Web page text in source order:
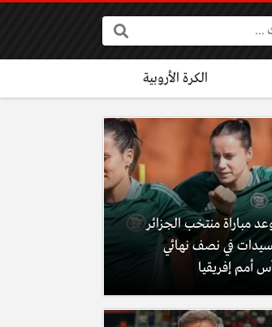
الكرة الأروبية
مباراة منتخب الجزائر
في نصف نهائي
أمم إفريقيا